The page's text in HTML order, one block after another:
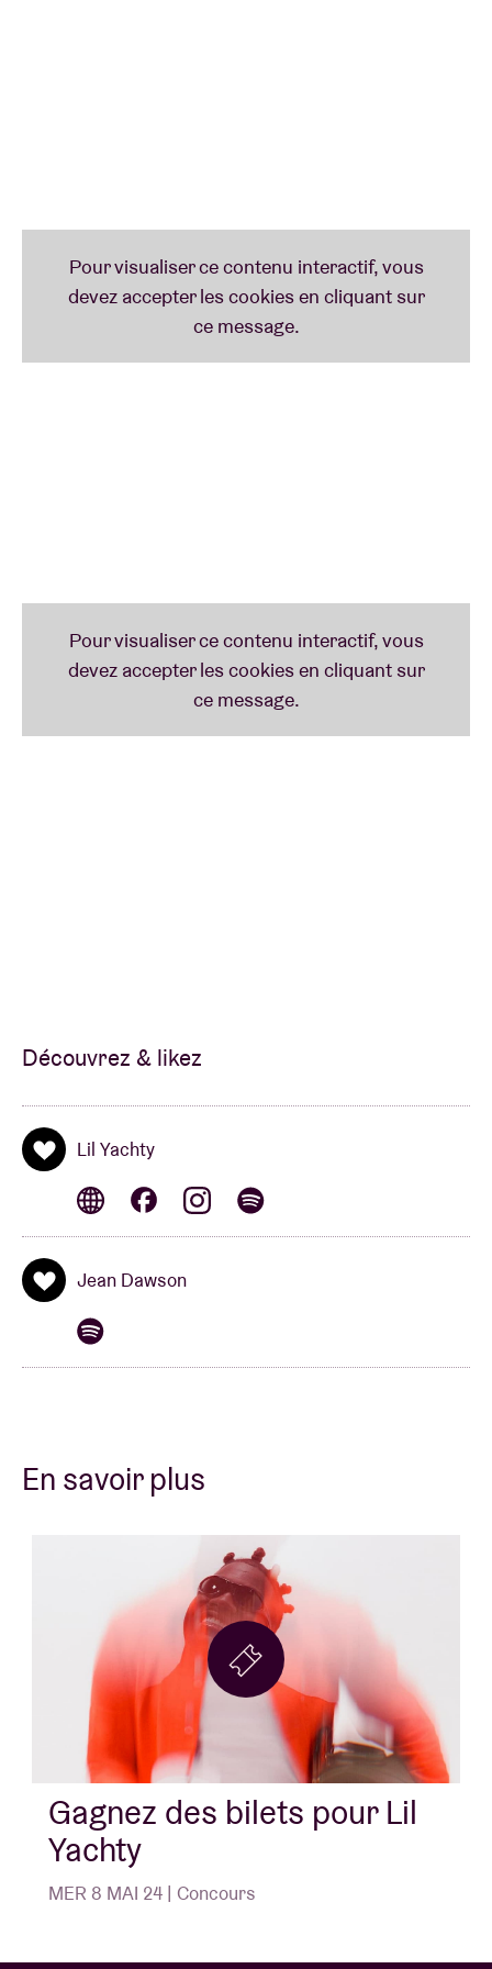
réussi car l’album se hisse en première place du Top
Rock & Alternative Albums du Billboard ainsi qu’à la
neuvième place du Top 200 du Billboard, récoltant
plus de 60 millions de streams en moins de deux
https://granted.co/stars/lil-yachty
ATTENTION: you must purchase
this upgrade EXTRA in addition to a regular ticket!
Découvrez & likez
Lil Yachty
Jean Dawson
En savoir plus
Gagnez des bilets pour Lil
Yachty
MER 8 MAI 24 | Concours